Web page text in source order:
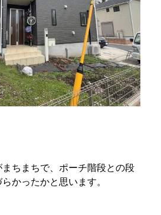
ちまちで、ポーチ階段との段
かったかと思います。